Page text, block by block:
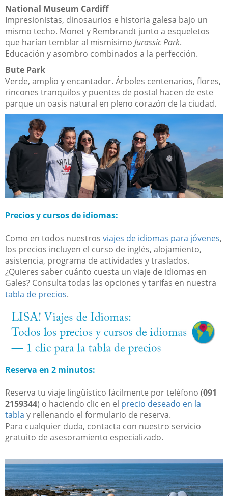
National Museum Cardiff
Impresionistas, dinosaurios e historia galesa bajo un
mismo techo. Monet y Rembrandt junto a esqueletos
que harían temblar al mismísimo Jurassic Park.
Educación y asombro combinados a la perfección.
Bute Park
Verde, amplio y encantador. Árboles centenarios, flores,
rincones tranquilos y puentes de postal hacen de este
parque un oasis natural en pleno corazón de la ciudad.
Precios y cursos de idiomas:
Como en todos nuestros viajes de idiomas para jóvenes,
los precios incluyen el curso de inglés, alojamiento,
asistencia, programa de actividades y traslados.
¿Quieres saber cuánto cuesta un viaje de idiomas en
Gales? Consulta todas las opciones y tarifas en nuestra
tabla de precios.
Reserva en 2 minutos:
Reserva tu viaje lingüístico fácilmente por teléfono (091
2159344) o haciendo clic en el precio deseado en la
tabla y rellenando el formulario de reserva.
Para cualquier duda, contacta con nuestro servicio
gratuito de asesoramiento especializado.